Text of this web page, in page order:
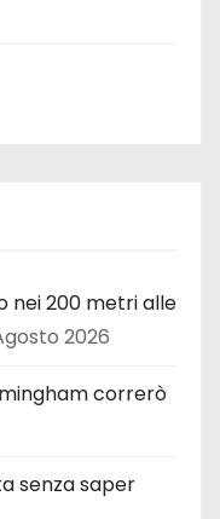
nei 200 metri alle
2026
correrò
senza saper